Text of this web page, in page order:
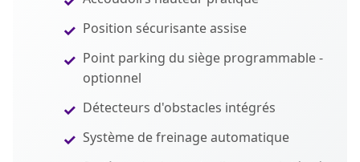
Position sécurisante assise
Point parking du siège programmable -
optionnel
Détecteurs d'obstacles intégrés
Système de freinage automatique